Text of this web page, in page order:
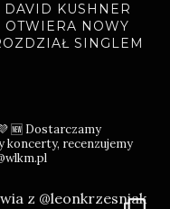
DAVID KUSHNER
OTWIERA NOWY
SINGLEM
🆕 Dostarczamy
koncerty, recenzujemy